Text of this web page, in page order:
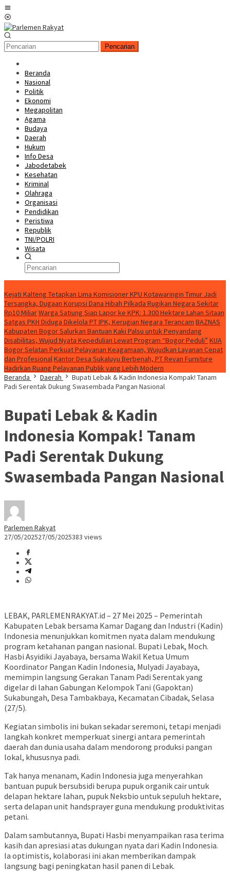
Loncat
ke
konten
Pencarian
Beranda
Nasional
Politik
Ekonomi
Megapolitan
Agama
Budaya
Daerah
Hukum
Info Desa
Jabodetabek
Kesehatan
Kriminal
Olahraga
Organisasi
Pendidikan
Peristiwa
Republik
TNI/POLRI
Wisata
Kejati Kalteng Tetapkan Lima Komisioner KPU Kotawaringin Timur Jadi
Tersangka, Dugaan Korupsi Dana Hibah Pilkada Rugikan Negara Sekitar
Rp10 MiliarWarga Satiung Siap Lapor ke KPK: 1.300 Hektare Lahan Sitaan
Satgas PKH Diduga Dikelola PT IPK, Kerugian Negara Terancam BAZNAS
Kabupaten Bogor Salurkan Bantuan Kaki Palsu untuk Penyandang
Disabilitas, Wujud Nyata Kepedulian Lewat Program “Bogor Peduli” KUA
Bogor Selatan Perkuat Pelayanan Keagamaan, Wujudkan Layanan Cepat
dan ProfesionalKantor Desa Sukaluyu Berbenah, PT Revan Furniture
Hadirkan Ruang Pelayanan Publik yang Lebih Modern
Beranda
Daerah
Bupati Lebak & Kadin Indonesia Kompak! Tanam
Padi Serentak Dukung Swasembada Pangan Nasional
Bupati Lebak & Kadin
Indonesia Kompak! Tanam
Padi Serentak Dukung
Swasembada Pangan Nasional
Parlemen Rakyat
27/05/202527/05/2025383 views
LEBAK, PARLEMENRAKYAT.id – 27 Mei 2025 – Pemerintah
Kabupaten Lebak bersama Kamar Dagang dan Industri (Kadin)
Indonesia menunjukkan komitmen nyata dalam mendukung
program ketahanan pangan nasional. Bupati Lebak, Moch.
Hasbi Asyidiki Jayabaya, bersama Wakil Ketua Umum
Koordinator Pangan Kadin Indonesia, Mulyadi Jayabaya,
memimpin langsung Gerakan Tanam Padi Serentak yang
digelar di lahan Gabungan Kelompok Tani (Gapoktan)
Sukabungah, Desa Tambakbaya, Kecamatan Cibadak, Selasa
(27/5).
Kegiatan simbolis ini bukan sekadar seremoni, tetapi menjadi
langkah konkret memperkuat sinergi antara pemerintah
daerah dan dunia usaha dalam mendorong produksi pangan
lokal, khususnya padi.
Tak hanya menanam, Kadin Indonesia juga menyerahkan
bantuan pupuk bersubsidi berupa pupuk organik cair untuk
delapan hektare lahan, pupuk Neksbio untuk sepuluh hektare,
serta delapan unit handsprayer guna mendukung produktivitas
petani.
Dalam sambutannya, Bupati Hasbi menyampaikan rasa terima
kasih dan apresiasi atas dukungan nyata dari Kadin Indonesia.
Ia optimistis, kolaborasi ini akan memberikan dampak
langsung bagi peningkatan hasil panen di Lebak.